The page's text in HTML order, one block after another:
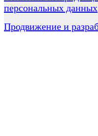
персональных данных
Продвижение и